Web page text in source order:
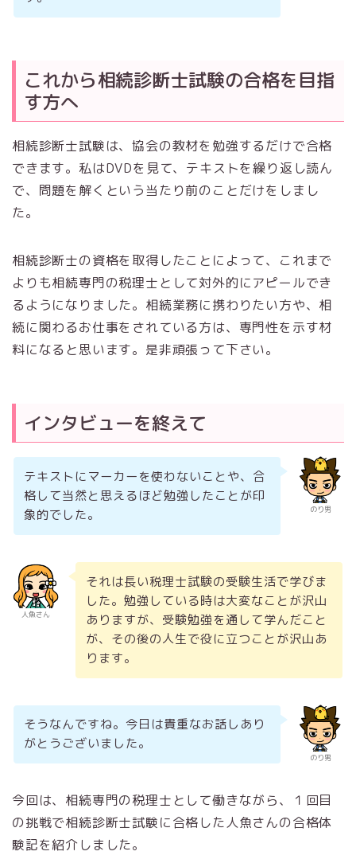
これから相続診断士試験の合格を目指
す方へ
相続診断士試験は、協会の教材を勉強するだけで合格
できます。私はDVDを見て、テキストを繰り返し読ん
で、問題を解くという当たり前のことだけをしまし
た。
相続診断士の資格を取得したことによって、これまで
よりも相続専門の税理士として対外的にアピールでき
るようになりました。相続業務に携わりたい方や、相
続に関わるお仕事をされている方は、専門性を示す材
料になると思います。是非頑張って下さい。
インタビューを終えて
のり男
テキストにマーカーを使わないことや、合
格して当然と思えるほど勉強したことが印
象的でした。
人魚さん
それは長い税理士試験の受験生活で学びま
した。勉強している時は大変なことが沢山
ありますが、受験勉強を通して学んだこと
が、その後の人生で役に立つことが沢山あ
ります。
のり男
そうなんですね。今日は貴重なお話しあり
がとうございました。
今回は、相続専門の税理士として働きながら、１回目
の挑戦で相続診断士試験に合格した人魚さんの合格体
験記を紹介しました。